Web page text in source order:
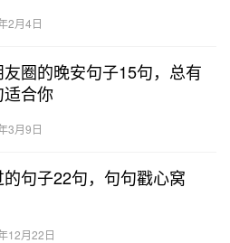
2月4日
友圈的晚安句子15句，总有
合你
3月9日
句子22句，句句戳心窝
12月22日